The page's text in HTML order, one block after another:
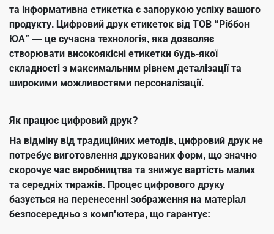
та інформативна етикетка є запорукою успіху вашого
продукту. Цифровий друк етикеток від ТОВ “Ріббон
ЮА” — це сучасна технологія, яка дозволяє
створювати високоякісні етикетки будь-якої
складності з максимальним рівнем деталізації та
широкими можливостями персоналізації.
Як працює цифровий друк?
На відміну від традиційних методів, цифровий друк не
потребує виготовлення друкованих форм, що значно
скорочує час виробництва та знижує вартість малих
та середніх тиражів. Процес цифрового друку
базується на перенесенні зображення на матеріал
безпосередньо з комп'ютера, що гарантує: